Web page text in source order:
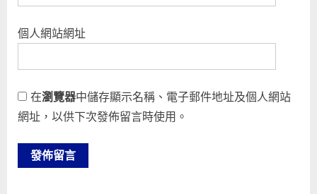
個人網站網址
在瀏覽器中儲存顯示名稱、電子郵件地址及個人網站
網址，以供下次發佈留言時使用。